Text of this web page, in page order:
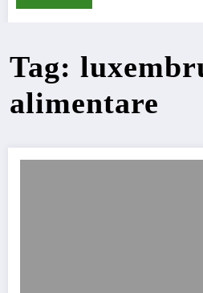
Tag:
alimentare